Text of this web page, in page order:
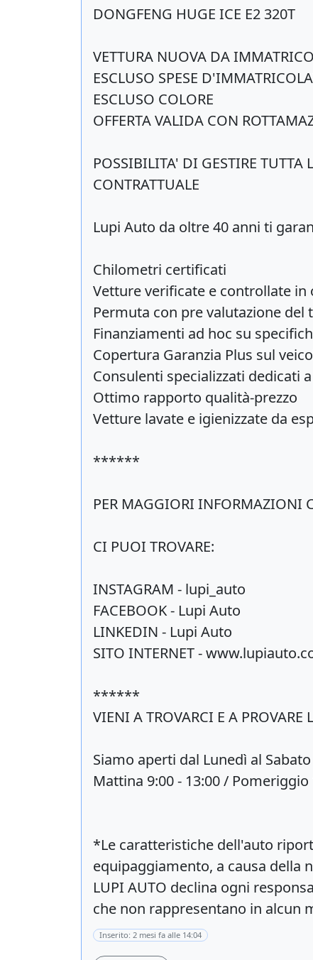
DONGFENG HUGE ICE E2 320T
VETTURA NUOVA DA
ESCLUSO SPESE
ESCLUSO COLORE
OFFERTA VALIDA CON
POSSIBILITA' DI GESTIRE TUTTA
CONTRATTUALE
Lupi Auto da oltre 40 anni ti
Chilometri certificati
Vetture verificate e controllate in
Permuta con pre valutazione
Finanziamenti ad hoc su
Copertura Garanzia Plus sul
Consulenti specializzati dedicati
Ottimo rapporto qualità-prezzo
Vetture lavate e igienizzate da
******
PER MAGGIORI INFORMAZIONI
CI PUOI TROVARE:
INSTAGRAM - lupi_auto
FACEBOOK - Lupi Auto
LINKEDIN - Lupi Auto
SITO INTERNET -
******
VIENI A TROVARCI E A
Siamo aperti dal Lunedì al
Mattina 9:00 - 13:00 / Pomeriggio
*Le caratteristiche dell'auto
equipaggiamento, a causa della
LUPI AUTO declina ogni
che non rappresentano in alcun
Inserito: 2 mesi fa alle 14:04